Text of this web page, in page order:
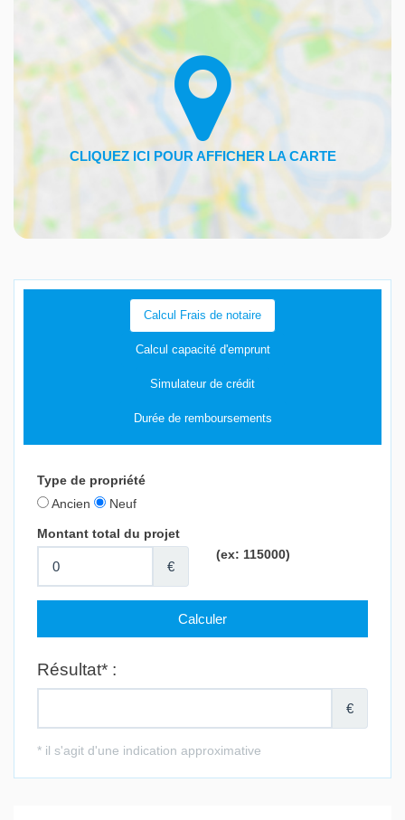
Calcul Frais de notaire
Calcul capacité d'emprunt
Simulateur de crédit
Durée de remboursements